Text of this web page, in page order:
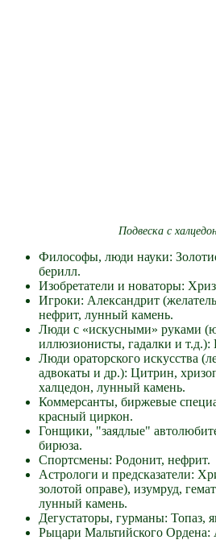
Подвеска с
Философы, люди науки:
берилл.
Изобретатели и новаторы:
Игроки: Александрит
нефрит, лунный камень.
Люди с «искусными» руками
иллюзионисты, гадалки и т.д.):
Люди ораторского искусства
адвокаты и др.): Цитрин,
халцедон, лунный камень.
Коммерсанты, биржевые
красный циркон.
Гонщики, "заядлые"
бирюза.
Спортсмены: Родонит, нефрит.
Астрологи и предсказатели:
золотой оправе), изумруд,
лунный камень.
Дегустаторы, гурманы: Топаз,
Рыцари Мальтийского Ордена: